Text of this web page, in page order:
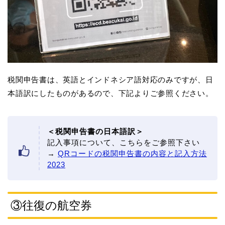
税関申告書は、英語とインドネシア語対応のみですが、日
本語訳にしたものがあるので、下記よりご参照ください。
＜税関申告書の日本語訳＞
記入事項について、こちらをご参照下さい
→ QRコードの税関申告書の内容と記入方法
2023
③往復の航空券